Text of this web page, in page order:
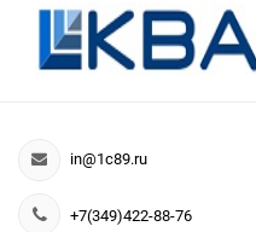
in@1c89.ru
+7(349)422-88-76